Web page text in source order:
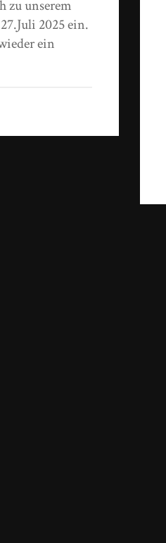
zu unserem
2025 ein.
ein